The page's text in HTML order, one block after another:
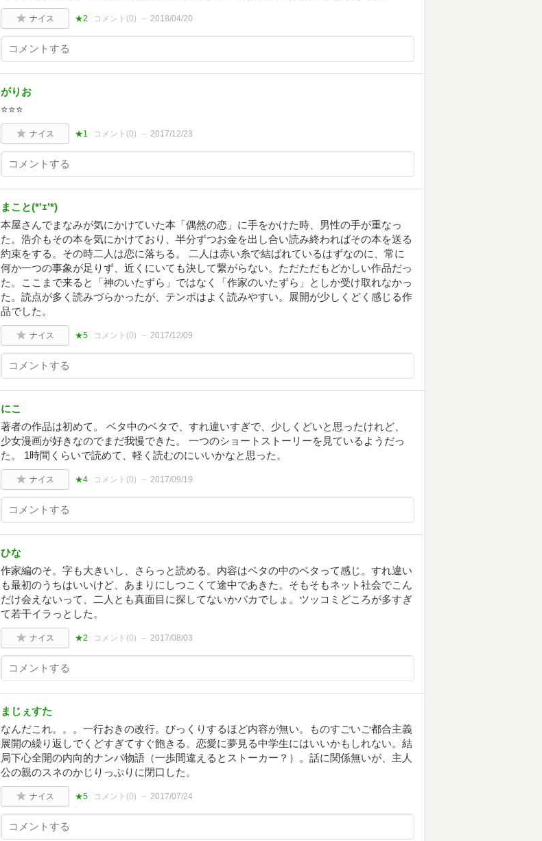
ナイス ★2 コメント(0) 2018/04/20
がりお
⭐️⭐️⭐️
ナイス ★1 コメント(0) 2017/12/23
まこと(*'ｪ'*)
本屋さんでまなみが気にかけていた本「偶然の恋」に手をかけた時、男性の手が重なっ
た。浩介もその本を気にかけており、半分ずつお金を出し合い読み終わればその本を送る
約束をする。その時二人は恋に落ちる。 二人は赤い糸で結ばれているはずなのに、常に
何か一つの事象が足りず、近くにいても決して繋がらない。ただただもどかしい作品だっ
た。ここまで来ると「神のいたずら」ではなく「作家のいたずら」としか受け取れなかっ
た。読点が多く読みづらかったが、テンポはよく読みやすい。展開が少しくどく感じる作
品でした。
ナイス ★5 コメント(0) 2017/12/09
にこ
著者の作品は初めて。 ベタ中のベタで、すれ違いすぎで、少しくどいと思ったけれど、
少女漫画が好きなのでまだ我慢できた。 一つのショートストーリーを見ているようだっ
た。 1時間くらいで読めて、軽く読むのにいいかなと思った。
ナイス ★4 コメント(0) 2017/09/19
ひな
作家編のそ。字も大きいし、さらっと読める。内容はベタの中のベタって感じ。すれ違い
も最初のうちはいいけど、あまりにしつこくて途中であきた。そもそもネット社会でこん
だけ会えないって、二人とも真面目に探してないかバカでしょ。ツッコミどころが多すぎ
て若干イラっとした。
ナイス ★2 コメント(0) 2017/08/03
まじぇすた
なんだこれ。。。一行おきの改行。びっくりするほど内容が無い。ものすごいご都合主義
展開の繰り返しでくどすぎてすぐ飽きる。恋愛に夢見る中学生にはいいかもしれない。結
局下心全開の内向的ナンパ物語（一歩間違えるとストーカー？）。話に関係無いが、主人
公の親のスネのかじりっぷりに閉口した。
ナイス ★5 コメント(0) 2017/07/24